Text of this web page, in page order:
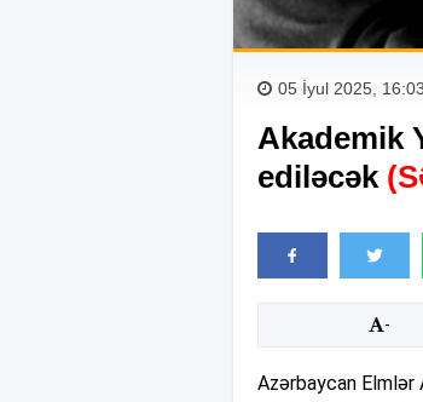
05 İyul 2025, 16:03
Akademik
ediləcək
-
Azərbaycan Elmlər